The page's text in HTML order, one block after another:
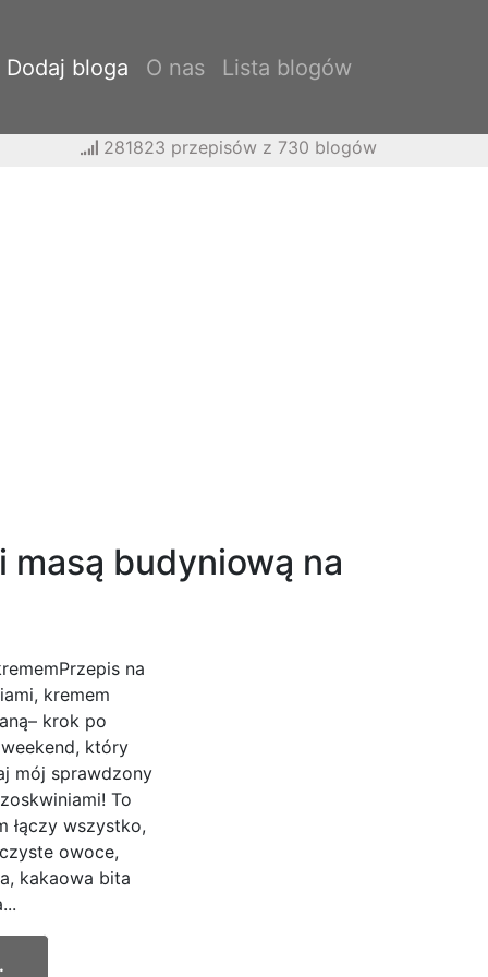
Dodaj bloga O nas Lista blogów
281823 przepisów z 730 blogów
budyniową na
na
kremem
krok po
który
mój sprawdzony
To
łączy wszystko,
owoce,
kakaowa bita